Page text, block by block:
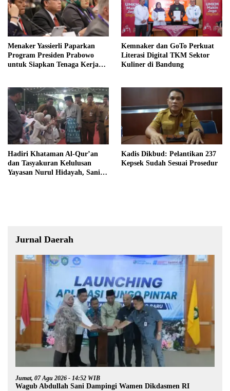
Menaker Yassierli Paparkan
Program Presiden Prabowo
untuk Siapkan Tenaga Kerja
Kemnaker dan GoTo Perkuat
Literasi Digital TKM Sektor
Kuliner di Bandung
Hadiri Khataman Al-Qur’an
dan Tasyakuran Kelulusan
Yayasan Nurul Hidayah, Sani
Kadis Dikbud: Pelantikan 237
Kepsek Sudah Sesuai Prosedur
Jurnal Daerah
Jumat, 07 Agu 2026 - 14:52 WIB
Wagub Abdullah Sani Dampingi Wamen Dikdasmen RI